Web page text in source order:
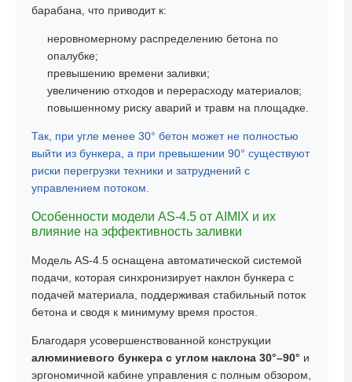
барабана, что приводит к:
неровномерному распределению бетона по
опалубке;
превышению времени заливки;
увеличению отходов и перерасходу материалов;
повышенному риску аварий и травм на площадке.
Так, при угле менее 30° бетон может не полностью
выйти из бункера, а при превышении 90° существуют
риски перегрузки техники и затруднений с
управлением потоком.
Особенности модели AS-4.5 от AIMIX и их
влияние на эффективность заливки
Модель AS-4.5 оснащена автоматической системой
подачи, которая синхронизирует наклон бункера с
подачей материала, поддерживая стабильный поток
бетона и сводя к минимуму время простоя.
Благодаря усовершенствованной конструкции
алюминиевого бункера с углом наклона 30°–90° и
эргономичной кабине управления с полным обзором,